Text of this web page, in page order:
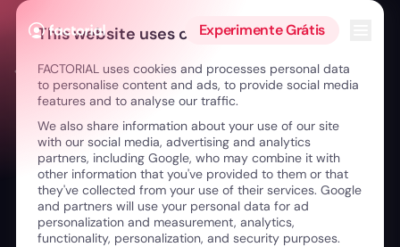
Ir para o conteúdo
Experimente Grátis
← O desafio dos RH na indústria da aviação
This website uses cookies
FACTORIAL uses cookies and processes personal data
to personalise content and ads, to provide social media
features and to analyse our traffic.
We also share information about your use of our site
with our social media, advertising and analytics
partners, including Google, who may combine it with
other information that you've provided to them or that
they've collected from your use of their services. Google
and partners will use your personal data for ad
personalization and measurement, analytics,
functionality, personalization, and security purposes.